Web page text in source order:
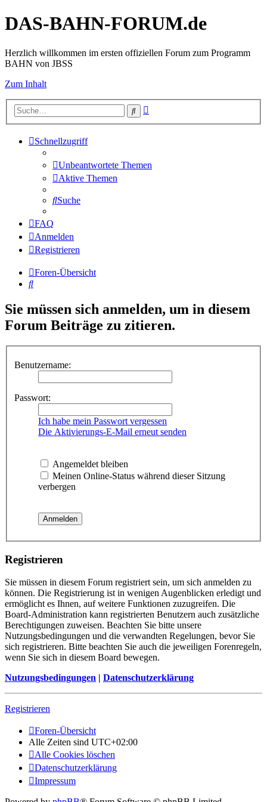
DAS-BAHN-FORUM.de
Herzlich willkommen im ersten offiziellen Forum zum Programm
BAHN von JBSS
Zum Inhalt
Suche
Schnellzugriff
Unbeantwortete Themen
Aktive Themen
Suche
FAQ
Anmelden
Registrieren
Foren-Übersicht
Suche
Sie müssen sich anmelden, um in diesem
Forum Beiträge zu zitieren.
Benutzername:
Passwort:
Ich habe mein Passwort vergessen
Die Aktivierungs-E-Mail erneut senden
Angemeldet bleiben
Meinen Online-Status während dieser Sitzung
verbergen
Registrieren
Sie müssen in diesem Forum registriert sein, um sich anmelden zu
können. Die Registrierung ist in wenigen Augenblicken erledigt und
ermöglicht es Ihnen, auf weitere Funktionen zuzugreifen. Die
Board-Administration kann registrierten Benutzern auch zusätzliche
Berechtigungen zuweisen. Beachten Sie bitte unsere
Nutzungsbedingungen und die verwandten Regelungen, bevor Sie
sich registrieren. Bitte beachten Sie auch die jeweiligen Forenregeln,
wenn Sie sich in diesem Board bewegen.
Nutzungsbedingungen | Datenschutzerklärung
Registrieren
Foren-Übersicht
Alle Zeiten sind UTC+02:00
Alle Cookies löschen
Datenschutzerklärung
Impressum